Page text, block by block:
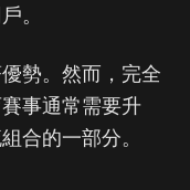
。
勢。然而，完全
事通常需要升
合的一部分。